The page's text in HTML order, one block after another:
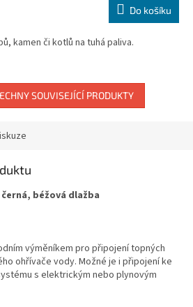
Do košíku
kamen či kotlů na tuhá paliva.
SOUVISEJÍCÍ PRODUKTY
černá, béžová dlažba
výměníkem pro připojení topných
ohřívače vody. Možné je i připojení ke
s elektrickým nebo plynovým